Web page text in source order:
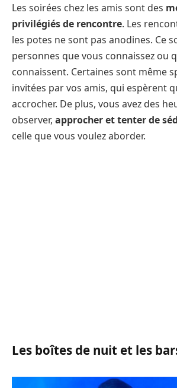
Les soirées chez les amis sont des
privilégiés de rencontre. Les
les potes ne sont pas anodines. Ce
personnes que vous connaissez ou
connaissent. Certaines sont même
invitées par vos amis, qui espèrent
accrocher. De plus, vous avez des
observer, approcher et tenter de
celle que vous voulez aborder.
Les boîtes de nuit et les